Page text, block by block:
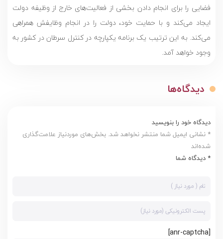
فضایی را برای انجام دادن بخشی از فعالیت‌های خارج از وظیفه دولت
ایجاد می‌کند و با حمایت خود، دولت را در انجام وظایفش همراهی
می‌کند. به این ترتیب یک برنامه یکپارچه در کنترل سرطان در کشور به
وجود خواهد آمد.
دیدگاه‌ها
دیدگاه خود را بنویسید
* نشانی ایمیل شما منتشر نخواهد شد. بخش‌های موردنیاز علامت‌گذاری
شده‌اند
* دیدگاه شما
[anr-captcha]